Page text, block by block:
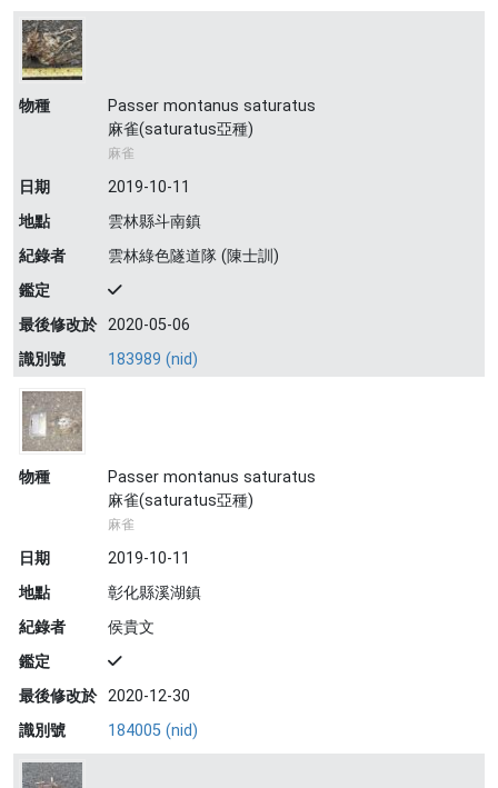
物種
Passer montanus saturatus
麻雀(saturatus亞種)
麻雀
日期
2019-10-11
地點
雲林縣斗南鎮
紀錄者
雲林綠色隧道隊 (陳士訓)
鑑定
最後修改於 2020-05-06
識別號
183989 (nid)
物種
Passer montanus saturatus
麻雀(saturatus亞種)
麻雀
日期
2019-10-11
地點
彰化縣溪湖鎮
紀錄者
侯貴文
鑑定
最後修改於 2020-12-30
識別號
184005 (nid)